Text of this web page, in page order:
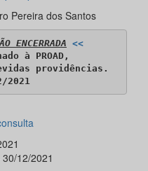
Pereira dos Santos
ENCERRADA <<
à PROAD,
providências.
2021
30/12/2021